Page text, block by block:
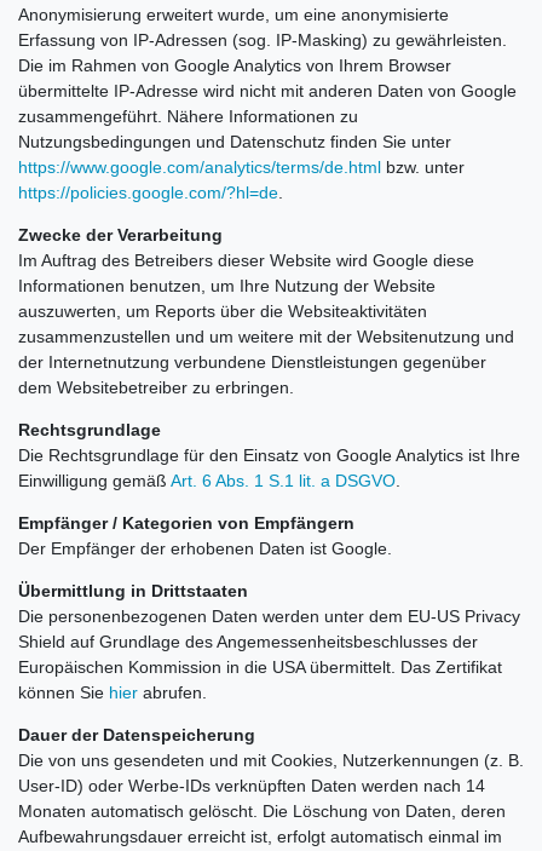
Anonymisierung erweitert wurde, um eine anonymisierte
Erfassung von IP-Adressen (sog. IP-Masking) zu gewährleisten.
Die im Rahmen von Google Analytics von Ihrem Browser
übermittelte IP-Adresse wird nicht mit anderen Daten von Google
zusammengeführt. Nähere Informationen zu
Nutzungsbedingungen und Datenschutz finden Sie unter
https://www.google.com/analytics/terms/de.html bzw. unter
https://policies.google.com/?hl=de
Zwecke der Verarbeitung
Im Auftrag des Betreibers dieser Website wird Google diese
Informationen benutzen, um Ihre Nutzung der Website
auszuwerten, um Reports über die Websiteaktivitäten
zusammenzustellen und um weitere mit der Websitenutzung und
der Internetnutzung verbundene Dienstleistungen gegenüber
dem Websitebetreiber zu erbringen.
Rechtsgrundlage
Die Rechtsgrundlage für den Einsatz von Google Analytics ist Ihre
Einwilligung gemäß Art. 6 Abs. 1 S.1 lit. a DSGVO
Empfänger / Kategorien von Empfängern
Der Empfänger der erhobenen Daten ist Google.
Übermittlung in Drittstaaten
Die personenbezogenen Daten werden unter dem EU-US Privacy
Shield auf Grundlage des Angemessenheitsbeschlusses der
Europäischen Kommission in die USA übermittelt. Das Zertifikat
können Sie hier abrufen.
Dauer der Datenspeicherung
Die von uns gesendeten und mit Cookies, Nutzerkennungen (z. B.
User-ID) oder Werbe-IDs verknüpften Daten werden nach 14
Monaten automatisch gelöscht. Die Löschung von Daten, deren
Aufbewahrungsdauer erreicht ist, erfolgt automatisch einmal im